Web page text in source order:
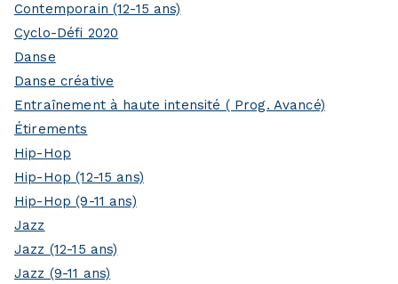
Contemporain (12-15 ans)
Cyclo-Défi 2020
Danse
Danse créative
Entraînement à haute intensité ( Prog. Avancé)
Étirements
Hip-Hop
Hip-Hop (12-15 ans)
Hip-Hop (9-11 ans)
Jazz
Jazz (12-15 ans)
Jazz (9-11 ans)